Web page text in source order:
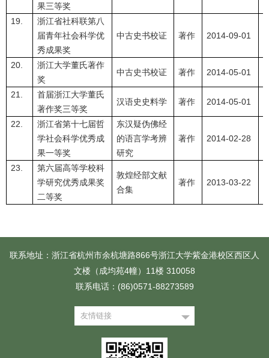
果三等奖
19.
浙江省社科联第八
届青年社会科学优
秀成果奖
中古史书校证 著作 2014-09-01
20.
浙江大学董氏著作
奖
中古史书校证 著作 2014-05-01
21.
首届浙江大学董氏
著作奖三等奖
汉语史史料学 著作 2014-05-01
22.
浙江省第十七届哲
学社会科学优秀成
果一等奖
东汉疑伪佛经
的语言学考辨
研究
著作 2014-02-28
23.
第六届高等学校科
学研究优秀成果奖
二等奖
敦煌经部文献
合集
著作 2013-03-22
联系地址：浙江省杭州市余杭塘路866号浙江大学紫金港校区西区人
文楼（成均苑4幢）11楼 310058
联系电话：(86)0571-88273589
友情链接